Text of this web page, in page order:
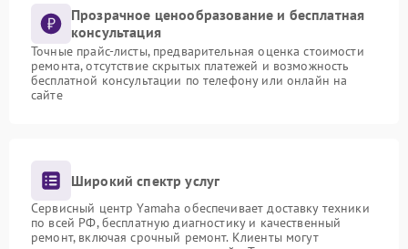
Прозрачное ценообразование и бесплатная
консультация
Точные прайс-листы, предварительная оценка стоимости
ремонта, отсутствие скрытых платежей и возможность
бесплатной консультации по телефону или онлайн на
сайте
Широкий спектр услуг
Сервисный центр Yamaha обеспечивает доставку техники
по всей РФ, бесплатную диагностику и качественный
ремонт, включая срочный ремонт. Клиенты могут